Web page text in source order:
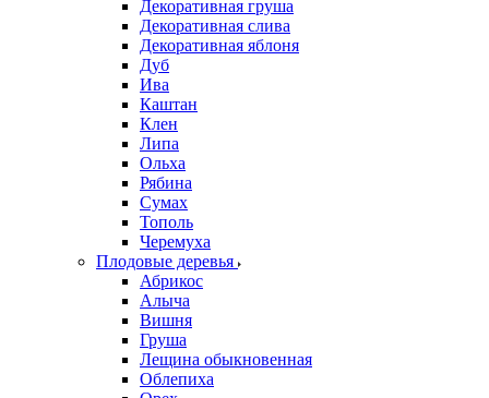
Декоративная груша
Декоративная слива
Декоративная яблоня
Дуб
Ива
Каштан
Клен
Липа
Ольха
Рябина
Сумах
Тополь
Черемуха
Плодовые деревья
Абрикос
Алыча
Вишня
Груша
Лещина обыкновенная
Облепиха